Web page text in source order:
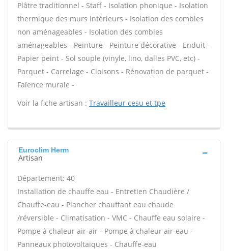
Plâtre traditionnel - Staff - Isolation phonique - Isolation
thermique des murs intérieurs - Isolation des combles
non aménageables - Isolation des combles
aménageables - Peinture - Peinture décorative - Enduit -
Papier peint - Sol souple (vinyle, lino, dalles PVC, etc) -
Parquet - Carrelage - Cloisons - Rénovation de parquet -
Faïence murale -
Voir la fiche artisan : Travailleur cesu et tpe
Euroclim Herm
Artisan
Département: 40
Installation de chauffe eau - Entretien Chaudière /
Chauffe-eau - Plancher chauffant eau chaude
/réversible - Climatisation - VMC - Chauffe eau solaire -
Pompe à chaleur air-air - Pompe à chaleur air-eau -
Panneaux photovoltaïques - Chauffe-eau